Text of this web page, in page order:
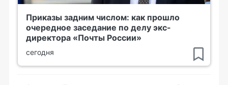
Приказы задним числом: как прошло
очередное заседание по делу экс-
директора «Почты России»
сегодня